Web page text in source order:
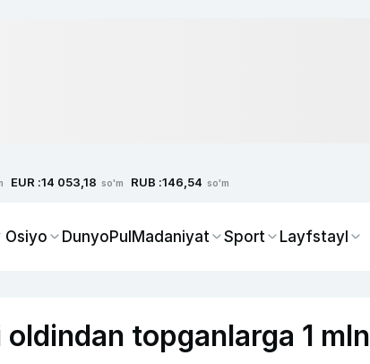
EUR :14 053,18 so'm RUB :146,54 so'm
Osiyo DunyoPulMadaniyat Sport Layfstayl
topganlarga 1 mln